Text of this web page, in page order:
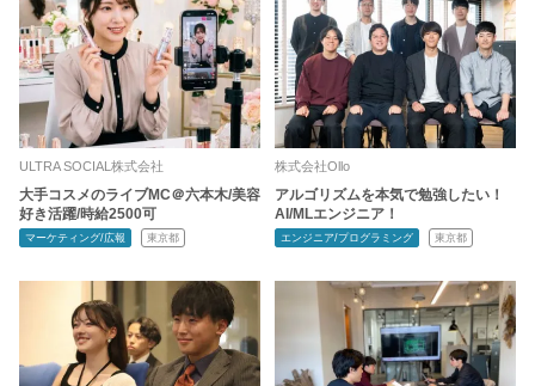
ULTRA SOCIAL株式会社
大手コスメのライブMC＠六本木/美容
好き活躍/時給2500可
マーケティング/広報 東京都
株式会社Ollo
アルゴリズムを本気で勉強したい！
AI/MLエンジニア！
エンジニア/プログラミング 東京都